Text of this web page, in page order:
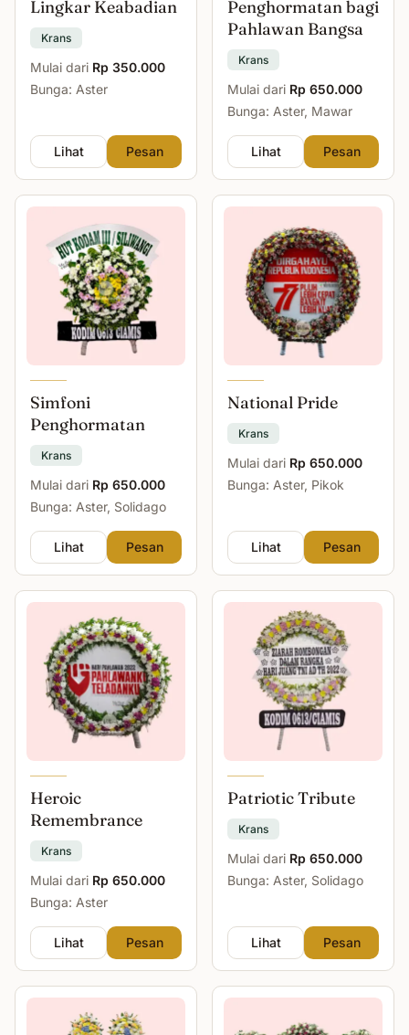
Lingkar Keabadian
Krans
Mulai dari Rp 350.000
Bunga: Aster
Lihat Pesan
Penghormatan bagi
Pahlawan Bangsa
Krans
Mulai dari Rp 650.000
Bunga: Aster, Mawar
Lihat Pesan
Simfoni
Penghormatan
Krans
Mulai dari Rp 650.000
Bunga: Aster, Solidago
Lihat Pesan
National Pride
Krans
Mulai dari Rp 650.000
Bunga: Aster, Pikok
Lihat Pesan
Heroic
Remembrance
Krans
Mulai dari Rp 650.000
Bunga: Aster
Lihat Pesan
Patriotic Tribute
Krans
Mulai dari Rp 650.000
Bunga: Aster, Solidago
Lihat Pesan